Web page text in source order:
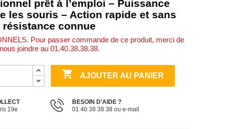
prêt à l’emploi – Puissance
les souris – Action rapide et sans
résistance connue
Pour passer commande de ce produit, merci de
nous joindre au 01.40.38.38.38.
 AJOUTER AU PANIER
19e
BESOIN D’AIDE ?
01 40 38 38 38 ou e-mail